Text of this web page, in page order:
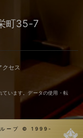
町35-7
クセス
ています。データの使用・転
ループ © 1999-